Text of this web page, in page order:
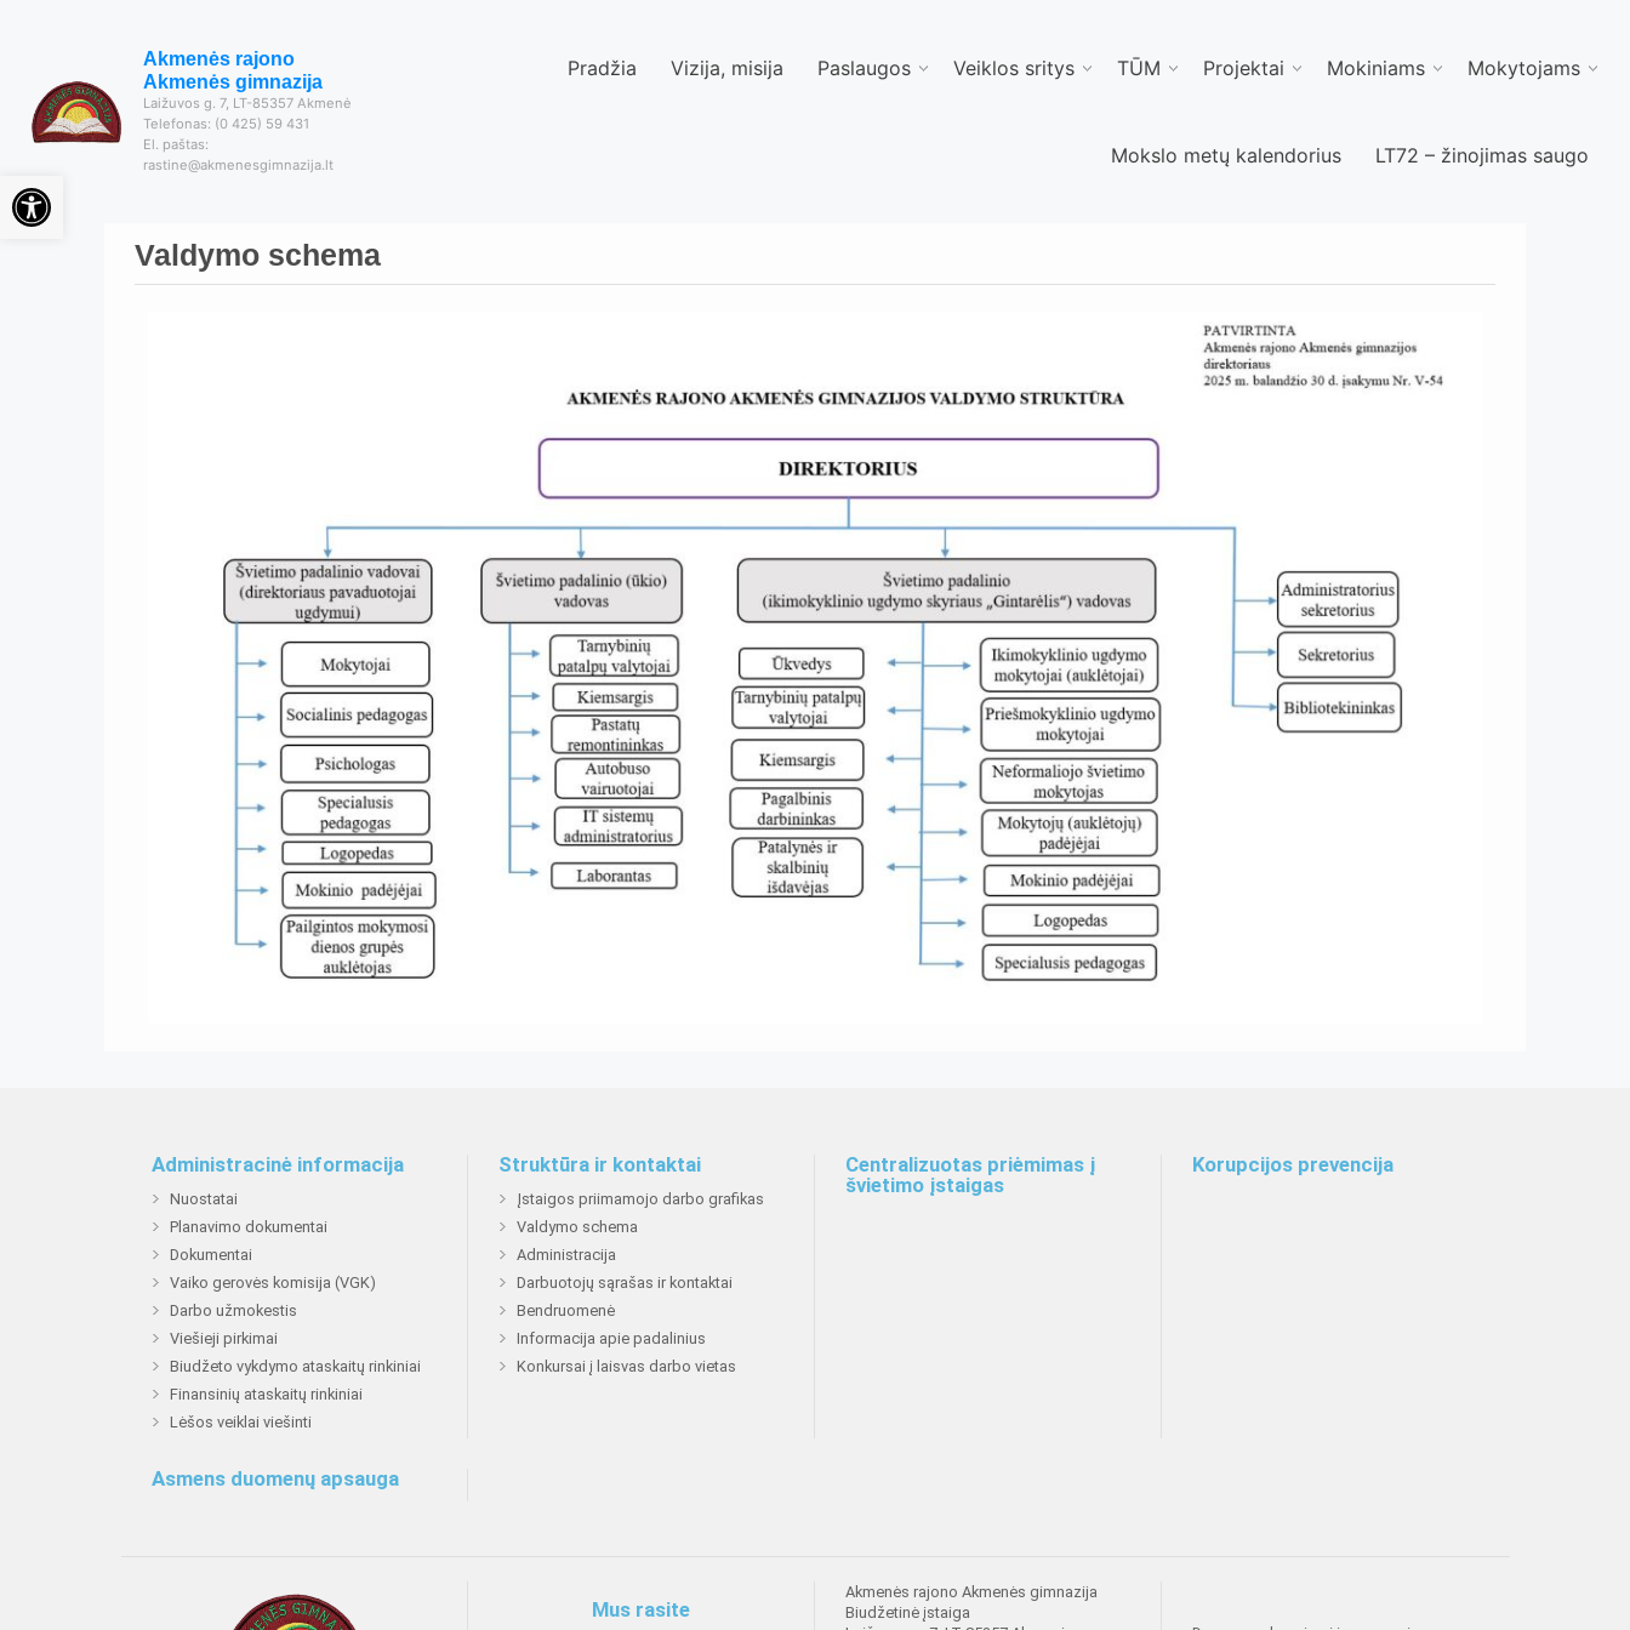
Akmenės rajono
Akmenės gimnazija
Laižuvos g. 7, LT-85357 Akmenė
Telefonas: (0 425) 59 431
El. paštas:
rastine@akmenesgimnazija.lt
Pradžia Vizija, misija Paslaugos Veiklos sritys TŪM Projektai Mokiniams Mokytojams
Mokslo metų kalendorius LT72 – žinojimas saugo
Valdymo schema
Administracinė informacija
Nuostatai
Planavimo dokumentai
Dokumentai
Vaiko gerovės komisija (VGK)
Darbo užmokestis
Viešieji pirkimai
Biudžeto vykdymo ataskaitų rinkiniai
Finansinių ataskaitų rinkiniai
Lėšos veiklai viešinti
Struktūra ir kontaktai
Įstaigos priimamojo darbo grafikas
Valdymo schema
Administracija
Darbuotojų sąrašas ir kontaktai
Bendruomenė
Informacija apie padalinius
Konkursai į laisvas darbo vietas
Centralizuotas priėmimas į
švietimo įstaigas
Korupcijos prevencija
Asmens duomenų apsauga
Mus rasite
Akmenės rajono Akmenės gimnazija
Biudžetinė įstaiga
Open toolbar